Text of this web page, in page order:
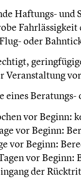
Haftungs- und
oder
Veranstaltung
eines
vor Beginn:
vor Beginn:
vor Beginn:
vor Beginn:
der